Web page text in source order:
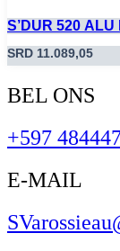
S’DUR 520 ALU
SRD 11.089,05
BEL ONS
+597
E-MAIL